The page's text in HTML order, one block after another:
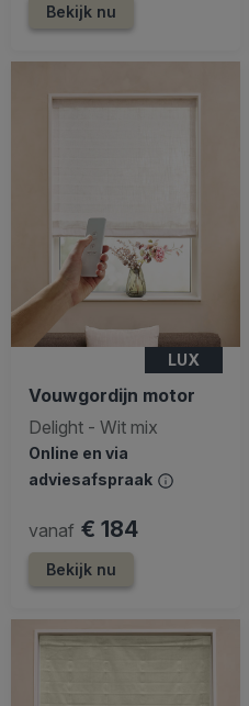
Bekijk nu
LUX
Vouwgordijn motor
Delight - Wit mix
Online en via
adviesafspraak
vanaf € 184
Bekijk nu